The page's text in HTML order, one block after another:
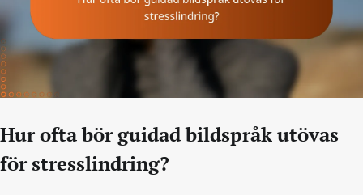
Hur ofta bör guidad bildspråk utövas
för stresslindring?